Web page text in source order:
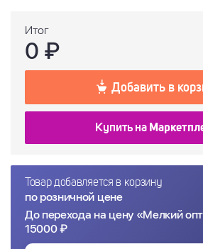
60-62Итог
0 ₽
Добавить в
Купить на
Товар добавляется в корзину
по розничной цене
До перехода на цену «Мелкий
15000 ₽